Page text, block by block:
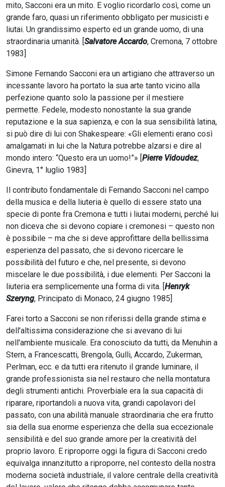
mito, Sacconi era un mito. E voglio ricordarlo così, come un
grande faro, quasi un riferimento obbligato per musicisti e
liutai. Un grandissimo esperto ed un grande uomo, di una
straordinaria umanità. [ Salvatore Accardo, Cremona, 7 ottobre
1983]
Simone Fernando Sacconi era un artigiano che attraverso un
incessante lavoro ha portato la sua arte tanto vicino alla
perfezione quanto solo la passione per il mestiere
permette. Fedele, modesto nonostante la sua grande
reputazione e la sua sapienza, e con la sua sensibilità latina,
si può dire di lui con Shakespeare: «Gli elementi erano così
amalgamati in lui che la Natura potrebbe alzarsi e dire al
mondo intero: “Questo era un uomo!”» [ Pierre Vidoudez,
Ginevra, 1° luglio 1983]
Il contributo fondamentale di Fernando Sacconi nel campo
della musica e della liuteria è quello di essere stato una
specie di ponte fra Cremona e tutti i liutai moderni, perché lui
non diceva che si devono copiare i cremonesi – questo non
è possibile – ma che si deve approfittare della bellissima
esperienza del passato, che si devono ricercare le
possibilità del futuro e che, nel presente, si devono
miscelare le due possibilità, i due elementi. Per Sacconi la
liuteria era semplicemente una forma di vita. [ Henryk
Szeryng, Principato di Monaco, 24 giugno 1985]
Farei torto a Sacconi se non riferissi della grande stima e
dell'altissima considerazione che si avevano di lui
nell'ambiente musicale. Era conosciuto da tutti, da Menuhin a
Stern, a Francescatti, Brengola, Gulli, Accardo, Zukerman,
Perlman, ecc. e da tutti era ritenuto il grande luminare, il
grande professionista sia nel restauro che nella montatura
degli strumenti antichi. Proverbiale era la sua capacità di
riparare, riportandoli a nuova vita, grandi capolavori del
passato, con una abilità manuale straordinaria che era frutto
sia della sua enorme esperienza che della sua eccezionale
sensibilità e del suo grande amore per la creatività del
proprio lavoro. E riproporre oggi la figura di Sacconi credo
equivalga innanzitutto a riproporre, nel contesto della nostra
moderna società industriale, il valore centrale della creatività